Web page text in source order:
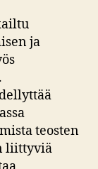
ja
teosten
liittyviä